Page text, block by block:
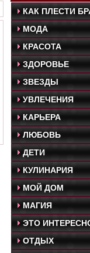
КАК ПЛЕСТИ
МОДА
КРАСОТА
ЗДОРОВЬЕ
ЗВЕЗДЫ
УВЛЕЧЕНИЯ
КАРЬЕРА
ЛЮБОВЬ
ДЕТИ
КУЛИНАРИЯ
МОЙ ДОМ
МАГИЯ
ЭТО
ОТДЫХ